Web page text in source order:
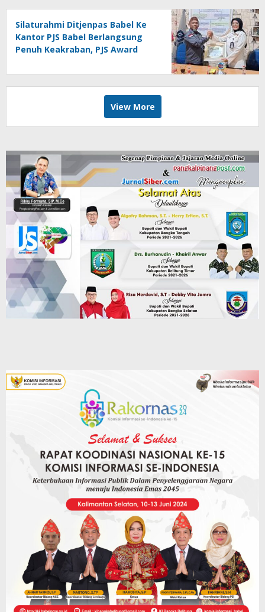
Silaturahmi Ditjenpas Babel Ke
Kantor PJS Babel Berlangsung
Penuh Keakraban, PJS Award
Agustina
View More